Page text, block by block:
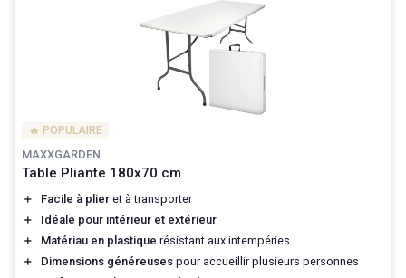
🔥 POPULAIRE
MAXXGARDEN
Table Pliante 180x70 cm
＋ Facile à plier et à transporter
＋
Idéale pour intérieur et extérieur
＋
Matériau en plastique résistant aux intempéries
＋
Dimensions généreuses pour accueillir plusieurs personnes